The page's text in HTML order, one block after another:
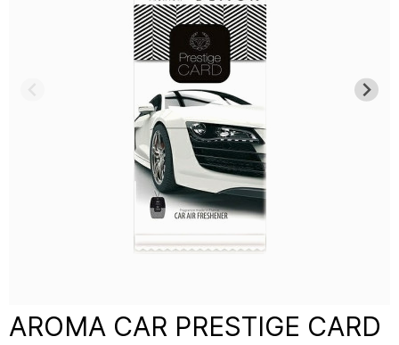
AROMA CAR PRESTIGE CARD